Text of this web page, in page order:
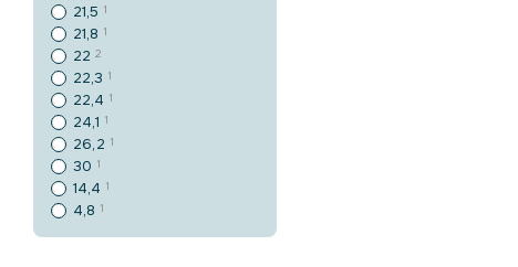
21,5 1
21,8 1
22 2
22,3 1
22,4 1
24,1 1
26,2 1
30 1
14,4 1
4,8 1